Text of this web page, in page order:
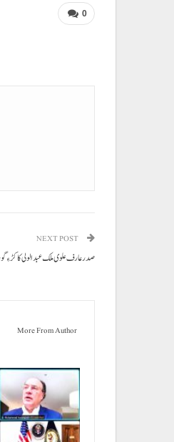
0
NEXT POST
صدر عارف علوی ملک عبدالولی کاکڑ ءِ
More From Author